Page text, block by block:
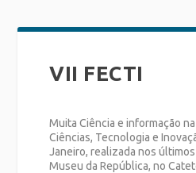
VII FECTI
Muita Ciência e informação
Ciências, Tecnologia e
Janeiro, realizada nos
Museu da República, no